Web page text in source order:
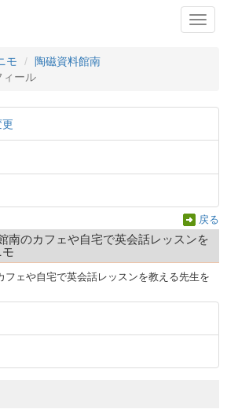
モ
陶磁資料館南
ィール
戻る
南のカフェや自宅で英会話レッスンを
フェや自宅で英会話レッスンを教える先生を